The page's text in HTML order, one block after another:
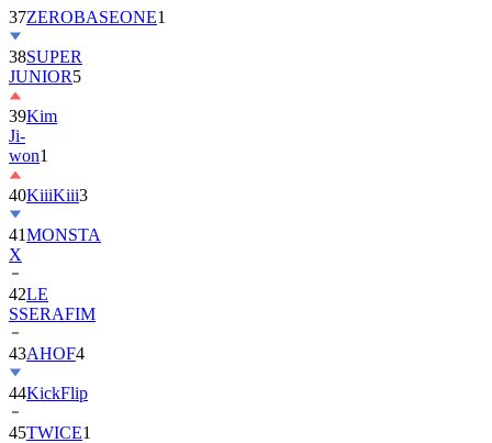
37ZEROBASEONE1
38SUPER
JUNIOR5
39Kim
Ji-
won1
40KiiiKiii3
41MONSTA
X
42LE
SSERAFIM
43AHOF4
44KickFlip
45TWICE1